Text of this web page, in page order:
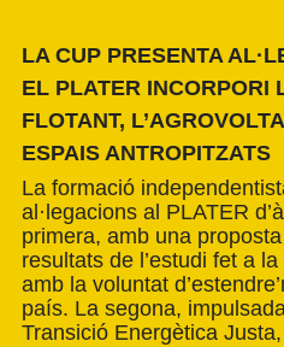
LA CUP PRESENTA
EL PLATER INCORPORI
FLOTANT,
ESPAIS ANTROPITZATS
La formació
al·legacions al PLATER
primera, amb una
resultats de l’estudi fet a
amb la voluntat
país. La segona,
Transició Energètica